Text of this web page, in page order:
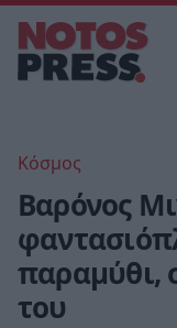
Κόσμος
Βαρόνος
παραμύθι,
του